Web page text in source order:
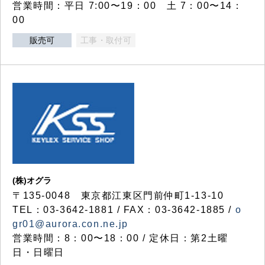
営業時間：平日 7:00〜19：00 土 7：00〜14：
00
販売可 工事・取付可
(株)オグラ
〒135-0048 東京都江東区門前仲町1-13-10
TEL：03-3642-1881 / FAX：03-3642-1885 / o
gr01@aurora.con.ne.jp
営業時間：8：00〜18：00 / 定休日：第2土曜
日・日曜日